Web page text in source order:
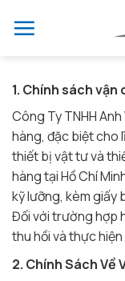
đến
1. Chính sách
Công Ty TNHH
hàng, đặc biệt cho
thiết bị vật tư và
hàng tại Hồ Chí
kỹ lưỡng, kèm giấy
Đối với trường hợp
thu hồi và thực
2. Chính Sách Về